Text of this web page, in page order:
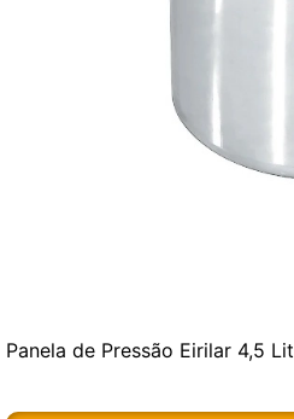
Panela de Pressão Eirilar 4,5